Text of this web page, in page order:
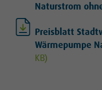
Naturstrom
Preisblatt
Wärmepumpe
KB)